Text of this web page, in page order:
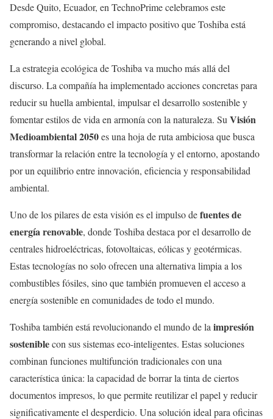
Desde Quito, Ecuador, en TechnoPrime celebramos este
compromiso, destacando el impacto positivo que Toshiba está
generando a nivel global.
La estrategia ecológica de Toshiba va mucho más allá del
discurso. La compañía ha implementado acciones concretas para
reducir su huella ambiental, impulsar el desarrollo sostenible y
fomentar estilos de vida en armonía con la naturaleza. Su Visión
Medioambiental 2050es una hoja de ruta ambiciosa que busca
transformar la relación entre la tecnología y el entorno, apostando
por un equilibrio entre innovación, eficiencia y responsabilidad
ambiental.
Uno de los pilares de esta visión es el impulso defuentes de
energía renovable, donde Toshiba destaca por el desarrollo de
centrales hidroeléctricas, fotovoltaicas, eólicas y geotérmicas.
Estas tecnologías no solo ofrecen una alternativa limpia a los
combustibles fósiles, sino que también promueven el acceso a
energía sostenible en comunidades de todo el mundo.
Toshiba también está revolucionando el mundo de la impresión
sosteniblecon sus sistemas eco-inteligentes. Estas soluciones
combinan funciones multifunción tradicionales con una
característica única: la capacidad de borrar la tinta de ciertos
documentos impresos, lo que permite reutilizar el papel y reducir
significativamente el desperdicio. Una solución ideal para oficinas